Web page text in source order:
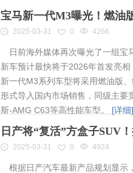
宝马新一代M3曝光！燃油
2025-03-31 0 4266
日前海外媒体再次曝光了一组宝
新车预计最快将于2026年首发亮
新一代M3系列车型将采用燃油版
形式导入国内市场销售，同级主要
斯-AMG C63等高性能车型。 [详细]
日产将“复活”方盒子SUV
2025-03-31 0 4924
根据日产汽车最新产品规划显示